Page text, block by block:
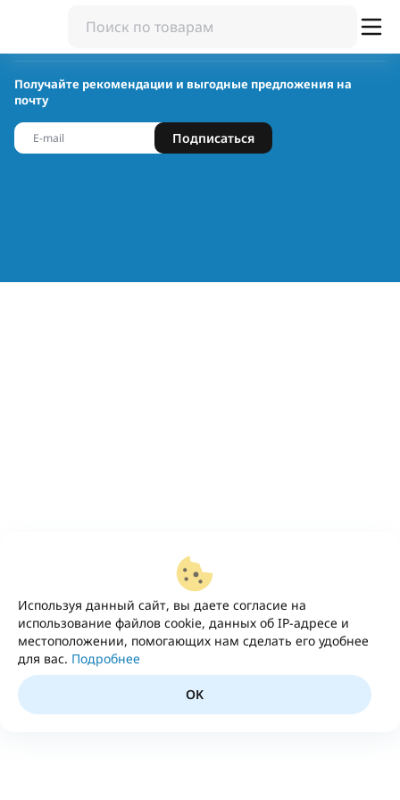
Используя данный сайт, вы даете согласие на
использование файлов cookie, данных об IP-адресе и
местоположении, помогающих нам сделать его удобнее
для вас. Подробнее
OK
Получайте рекомендации и выгодные предложения на
почту
Подписаться